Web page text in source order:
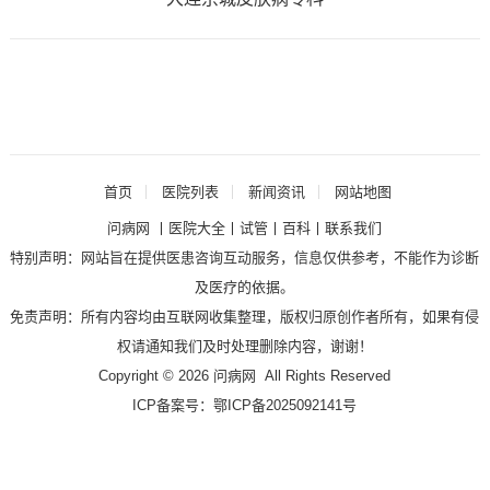
首页 医院列表 新闻资讯 网站地图
问病网 丨 医院大全 丨试管 丨百科 丨联系我们
特别声明：网站旨在提供医患咨询互动服务，信息仅供参考，不能作为诊断
及医疗的依据。
免责声明：所有内容均由互联网收集整理，版权归原创作者所有，如果有侵
权请通知我们及时处理删除内容，谢谢！
Copyright © 2026 问病网 All Rights Reserved
ICP备案号：鄂ICP备2025092141号